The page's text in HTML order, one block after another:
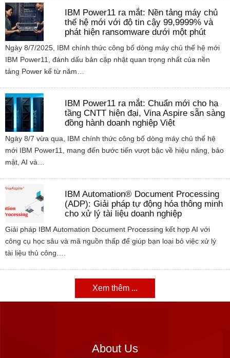
IBM Power11 ra mắt: Nền tảng máy chủ
thế hệ mới với độ tin cậy 99,9999% và
phát hiện ransomware dưới một phút
Ngày 8/7/2025, IBM chính thức công bố dòng máy chủ thế hệ mới
IBM Power11, đánh dấu bản cập nhật quan trọng nhất của nền
tảng Power kể từ năm…
IBM Power11 ra mắt: Chuẩn mới cho hạ
tầng CNTT hiện đại, Vina Aspire sẵn sàng
đồng hành doanh nghiệp Việt
Ngày 8/7 vừa qua, IBM chính thức công bố dòng máy chủ thế hệ
mới IBM Power11, mang đến bước tiến vượt bậc về hiệu năng, bảo
mật, AI và…
IBM Automation® Document Processing
(ADP): Giải pháp tự động hóa thông minh
cho xử lý tài liệu doanh nghiệp
Giải pháp IBM Automation Document Processing kết hợp AI với
công cụ học sâu và mã nguồn thấp để giúp bạn loại bỏ việc xử lý
tài liệu thủ công….
Xem thêm ...
About Us